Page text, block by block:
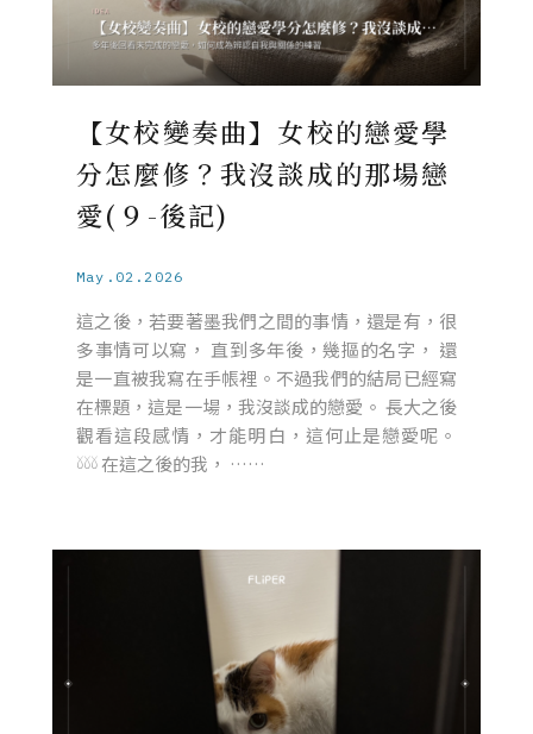
【女校變奏曲】女校的戀愛學
分怎麼修？我沒談成的那場戀
愛(９-後記)
May.02.2026
這之後，若要著墨我們之間的事情，還是有，很
多事情可以寫， 直到多年後，幾摳的名字， 還
是一直被我寫在手帳裡。不過我們的結局已經寫
在標題，這是一場，我沒談成的戀愛。 長大之後
觀看這段感情，才能明白，這何止是戀愛呢。
𓍱𓍱𓍱 在這之後的我， ……